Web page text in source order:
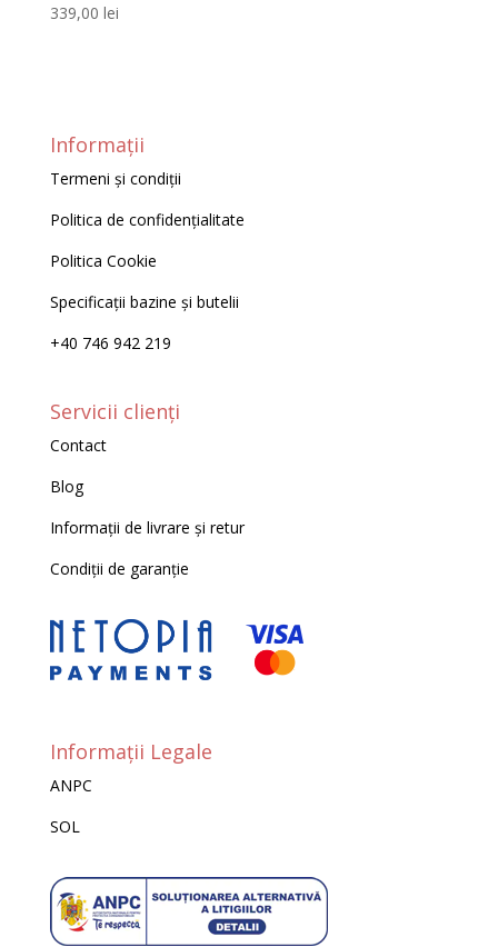
339,00 lei
Informații
Termeni și condiții
Politica de confidențialitate
Politica Cookie
Specificații bazine și butelii
+40 746 942 219
Servicii clienți
Contact
Blog
Informații de livrare și retur
Condiții de garanție
Informații Legale
ANPC
SOL